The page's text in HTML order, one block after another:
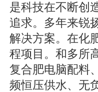
是科技在不断创
追求。多年来锐
解决方案。在化
程项目。和多所
复合肥电脑配料
频恒压供水、无